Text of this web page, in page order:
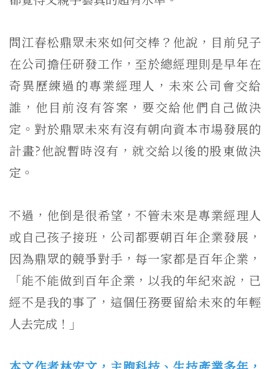
問江春松鼎眾未來如何交棒？他說，目前兒子
在公司擔任研發工作，至於總經理則是早年在
奇異歷練過的專業經理人，未來公司會交給
誰，他目前沒有答案，要交給他們自己做決
定。對於鼎眾未來有沒有朝向資本市場發展的
計畫?他說暫時沒有，就交給以後的股東做決
定。
不過，他倒是很希望，不管未來是專業經理人
或自己孩子接班，公司都要朝百年企業發展，
因為鼎眾的競爭對手，每一家都是百年企業，
「能不能做到百年企業，以我的年紀來說，已
經不是我的事了，這個任務要留給未來的年輕
人去完成！」